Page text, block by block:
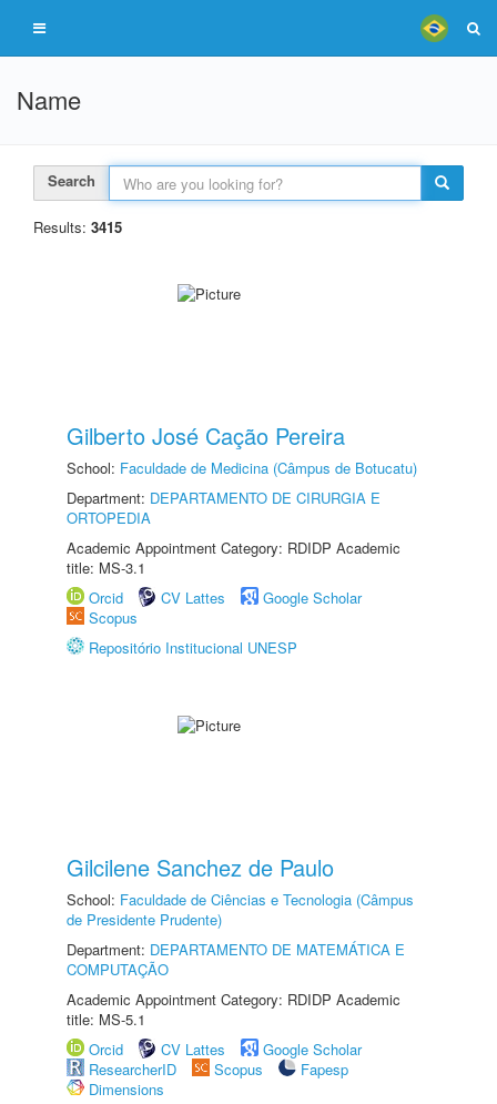
Name
Search
Results: 3415
Gilberto José Cação Pereira
School: Faculdade de Medicina (Câmpus de Botucatu)
Department: DEPARTAMENTO DE CIRURGIA E
ORTOPEDIA
Academic Appointment Category: RDIDP Academic
title: MS-3.1
Orcid
CV Lattes
Google Scholar
Scopus
Repositório Institucional UNESP
Gilcilene Sanchez de Paulo
School: Faculdade de Ciências e Tecnologia (Câmpus
de Presidente Prudente)
Department: DEPARTAMENTO DE MATEMÁTICA E
COMPUTAÇÃO
Academic Appointment Category: RDIDP Academic
title: MS-5.1
Orcid
CV Lattes
Google Scholar
ResearcherID
Scopus
Fapesp
Dimensions